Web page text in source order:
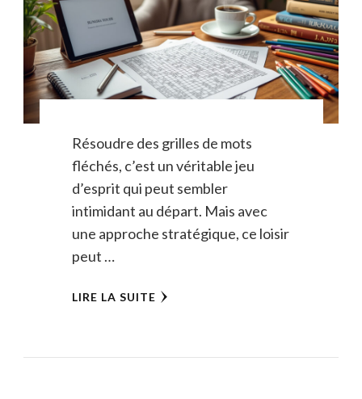
Résoudre des grilles de mots
fléchés, c’est un véritable jeu
d’esprit qui peut sembler
intimidant au départ. Mais avec
une approche stratégique, ce loisir
peut …
LIRE LA SUITE